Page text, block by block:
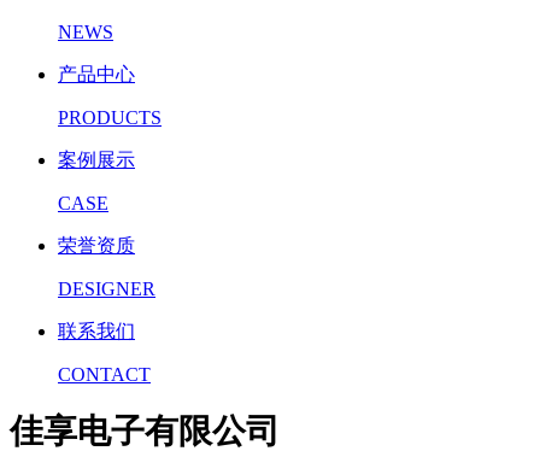
NEWS
产品中心
PRODUCTS
案例展示
CASE
荣誉资质
DESIGNER
联系我们
CONTACT
佳享电子有限公司